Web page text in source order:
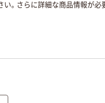
さらに詳細な商品情報が必